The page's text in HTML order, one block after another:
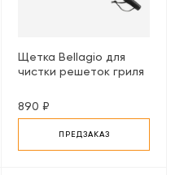
Щетка Bellagio для
чистки решеток гриля
890 ₽
ПРЕДЗАКАЗ